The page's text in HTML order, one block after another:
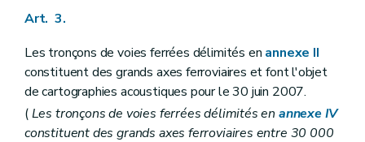
Art. 3.
Les tronçons de voies ferrées délimités en annexe II
constituent des grands axes ferroviaires et font l'objet
de cartographies acoustiques pour le 30 juin 2007.
(Les tronçons de voies ferrées délimités en annexe IV
constituent des grands axes ferroviaires entre 30 000